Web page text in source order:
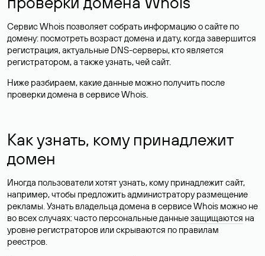
Сервис Whois позволяет собрать информацию о сайте по
домену: посмотреть возраст домена и дату, когда завершится
регистрация, актуальные DNS-серверы, кто является
регистратором, а также узнать, чей сайт.
Ниже разбираем, какие данные можно получить после
проверки домена в сервисе Whois.
Как узнать, кому принадлежит
домен
Иногда пользователи хотят узнать, кому принадлежит сайт,
например, чтобы предложить администратору размещение
рекламы. Узнать владельца домена в сервисе Whois можно не
во всех случаях: часто персональные данныезащищаются на
уровне регистраторов или скрываются по правилам
реестров.